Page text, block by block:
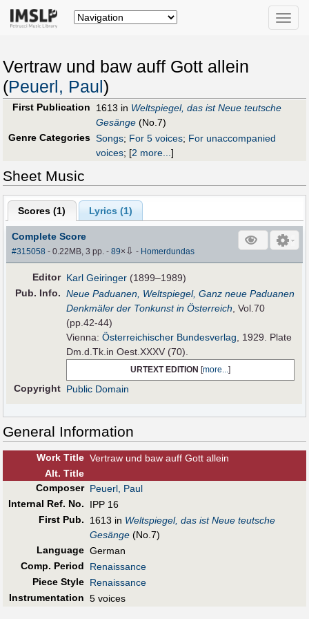
Toggle
Vertraw und baw auff Gott allein
(Peuerl, Paul )
First Publication 1613 in Weltspiegel, das ist Neue teutsche
Gesänge (No.7)
Genre Categories Songs; For 5 voices; For unaccompanied
voices; [2 more...]
Sheet Music
Scores (1) Lyrics (1)
Complete Score
#315058 - 0.22MB, 3 pp.-89× ⇩ - Homerdundas
Editor Karl Geiringer (1899–1989)
Pub. Info. Neue Paduanen, Weltspiegel, Ganz neue Paduanen
Denkmäler der Tonkunst in Österreich, Vol.70
(pp.42-44)
Vienna:Österreichischer Bundesverlag, 1929. Plate
Dm.d.Tk.in Oest.XXXV (70).
URTEXT EDITION [more...]
Copyright Public Domain
General Information
Work Title Vertraw und baw auff Gott allein
Alt. Title
Composer Peuerl, Paul
Internal Ref. No.
IPP 16
First Pub. 1613 in Weltspiegel, das ist Neue teutsche
Gesänge (No.7)
Language German
Comp. Period
Renaissance
Piece Style Renaissance
Instrumentation 5 voices